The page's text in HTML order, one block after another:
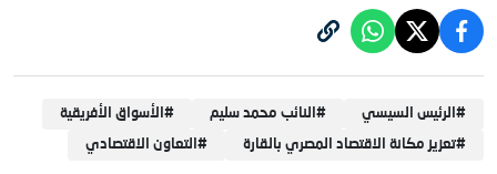
# الرئيس السيسي # النائب محمد سليم # الأسواق الأفريقية
#تعزيز مكانة الاقتصاد المصري بالقارة # التعاون الاقتصادي